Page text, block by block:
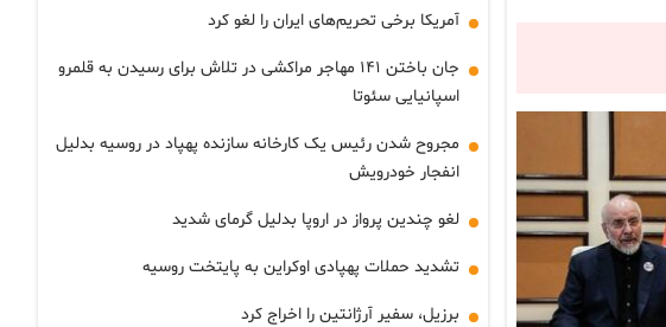
آمریکا برخی تحریم‌های ایران را لغو کرد
جان باختن ۱۴۱ مهاجر مراکشی در تلاش برای رسیدن به قلمرو
اسپانیایی سئوتا
مجروح شدن رئیس یک کارخانه سازنده پهپاد در روسیه بدلیل
انفجار خودرویش
لغو چندین پرواز در اروپا بدلیل گرمای شدید
تشدید حملات پهپادی اوکراین به پایتخت روسیه
برزیل، سفیر آرژانتین را اخراج کرد